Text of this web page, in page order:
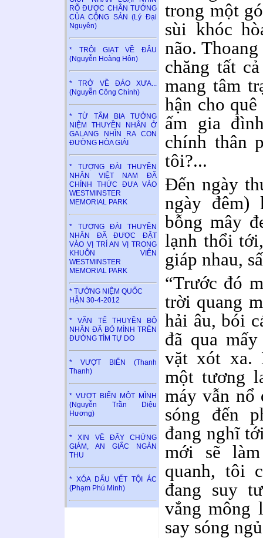
RÕ ĐƯỢC CHÂN TƯỚNG
CỦA CỘNG SẢN (Lý Đại
Nguyên)
* TRÔI GIẠT VỀ ĐÂU
(Nguyễn Hoàng Hôn)
* TRỞ VỀ ĐẢO XƯA...
(Nguyễn Công Chính)
* TỪ TẤM BIA TƯỞNG
NIỆM THUYỀN NHÂN Ở
GALANG NHÌN RA CON
ĐƯỜNG HÒA GIẢI
* TƯỢNG ĐÀI THUYỀN
NHÂN VIỆT NAM ĐÃ
CHÍNH THỨC ĐƯA VÀO
WESTMINSTER
MEMORIAL PARK
* TƯỢNG ĐÀI THUYỀN
NHÂN ĐÃ ĐƯỢC ĐẶT
VÀO VỊ TRÍ AN VỊ TRONG
KHUÔN VIÊN
WESTMINSTER
MEMORIAL PARK
* TƯỞNG NIỆM QUỐC
HẬN 30-4-2012
* VĂN TẾ THUYỀN BỘ
NHÂN ĐÃ BỎ MÌNH TRÊN
ĐƯỜNG TÌM TỰ DO
* VƯỢT BIỂN (Thanh
Thanh)
* VƯỢT BIỂN MỘT MÌNH
(Nguyễn Trần Diệu
Hương)
* XIN VỀ ĐÂY CHỨNG
GIÁM, AN GIẤC NGÀN
THU
* XÓA DẤU VẾT TỘI ÁC
(Phạm Phú Minh)
trong một
sùi khóc
não.
chăng tất
mang tâm
hận cho
ấm gia
chính thân
tôi?...
Đến ngày
ngày đêm)
bỗng mây
lạnh thổi
giáp nhau,
“Trước đó
trời quang
hải âu, bói
đã qua
vặt xót xa.
một tương
máy vẫn nổ
sóng đến
đang nghĩ
mới sẽ
quanh, tôi
đang suy
vắng mông
say sóng